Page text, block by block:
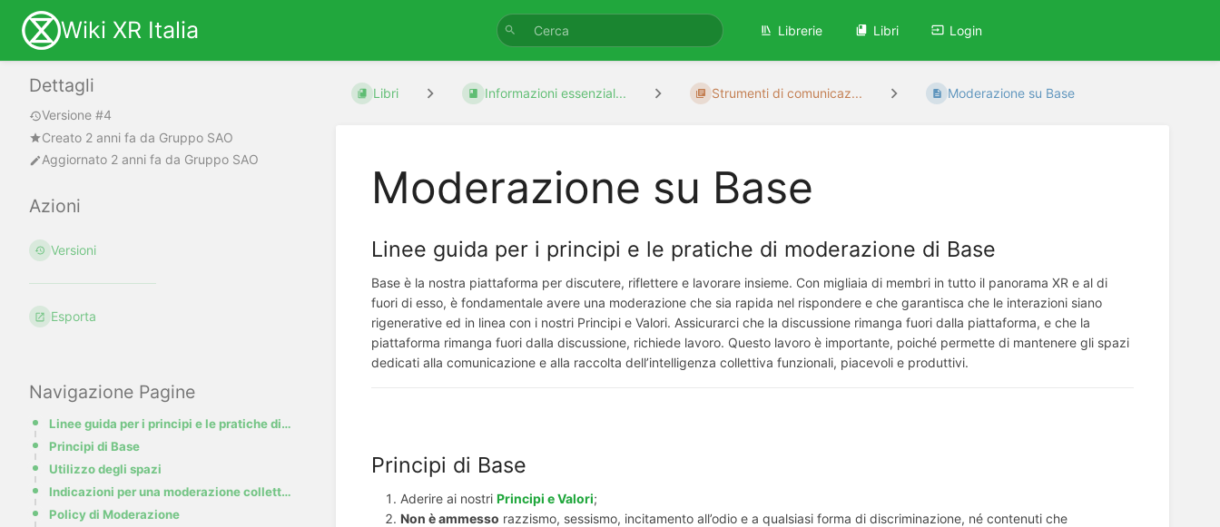
Wiki XR Italia Librerie Libri Login
Navigazione Pagine
Linee guida per i principi e le pratiche di moderazione di Base
Principi di Base
Utilizzo degli spazi
Indicazioni per una moderazione collettiva
Policy di Moderazione
Libri Informazioni essenzial... Strumenti di comunicaz... Moderazione su Base
Moderazione su Base
Linee guida per i principi e le pratiche di moderazione di Base
Base è la nostra piattaforma per discutere, riflettere e lavorare insieme. Con migliaia di membri in tutto il panorama XR e al di
fuori di esso, è fondamentale avere una moderazione che sia rapida nel rispondere e che garantisca che le interazioni siano
rigenerative ed in linea con i nostri Principi e Valori. Assicurarci che la discussione rimanga fuori dalla piattaforma, e che la
piattaforma rimanga fuori dalla discussione, richiede lavoro. Questo lavoro è importante, poiché permette di mantenere gli spazi
dedicati alla comunicazione e alla raccolta dell’intelligenza collettiva funzionali, piacevoli e produttivi.
Principi di Base
Aderire ai nostri Principi e Valori;
Non è ammesso razzismo, sessismo, incitamento all’odio e a qualsiasi forma di discriminazione, né contenuti che
Dettagli
Versione #4
Creato 2 anni fa da Gruppo SAO
Aggiornato 2 anni fa da Gruppo SAO
Azioni
Versioni
Esporta